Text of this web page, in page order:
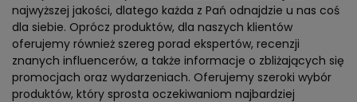
najwyższej jakości, dlatego każda z Pań odnajdzie u nas coś
dla siebie. Oprócz produktów, dla naszych klientów
oferujemy również szereg porad ekspertów, recenzji
znanych influencerów, a także informacje o zbliżających się
promocjach oraz wydarzeniach. Oferujemy szeroki wybór
produktów, który sprosta oczekiwaniom najbardziej